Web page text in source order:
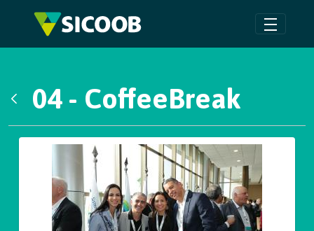
Pular para o Conteúdo principal
04 - CoffeeBreak
Galeria de Mídias